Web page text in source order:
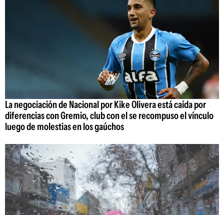
La negociación de Nacional por Kike Olivera está caída por
diferencias con Gremio, club con el se recompuso el vínculo
luego de molestias en los gaúchos